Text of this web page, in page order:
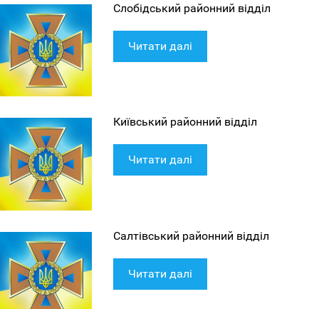
Слобідський районний відділ
Читати далі
Київський районний відділ
Читати далі
Салтівський районний відділ
Читати далі